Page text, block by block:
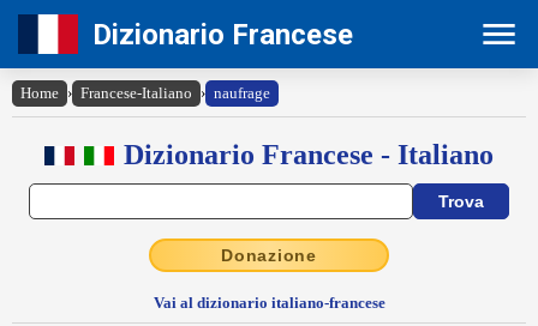
Dizionario Francese
Home › Francese-Italiano › naufrage
Dizionario Francese - Italiano
Donazione
Vai al dizionario italiano-francese